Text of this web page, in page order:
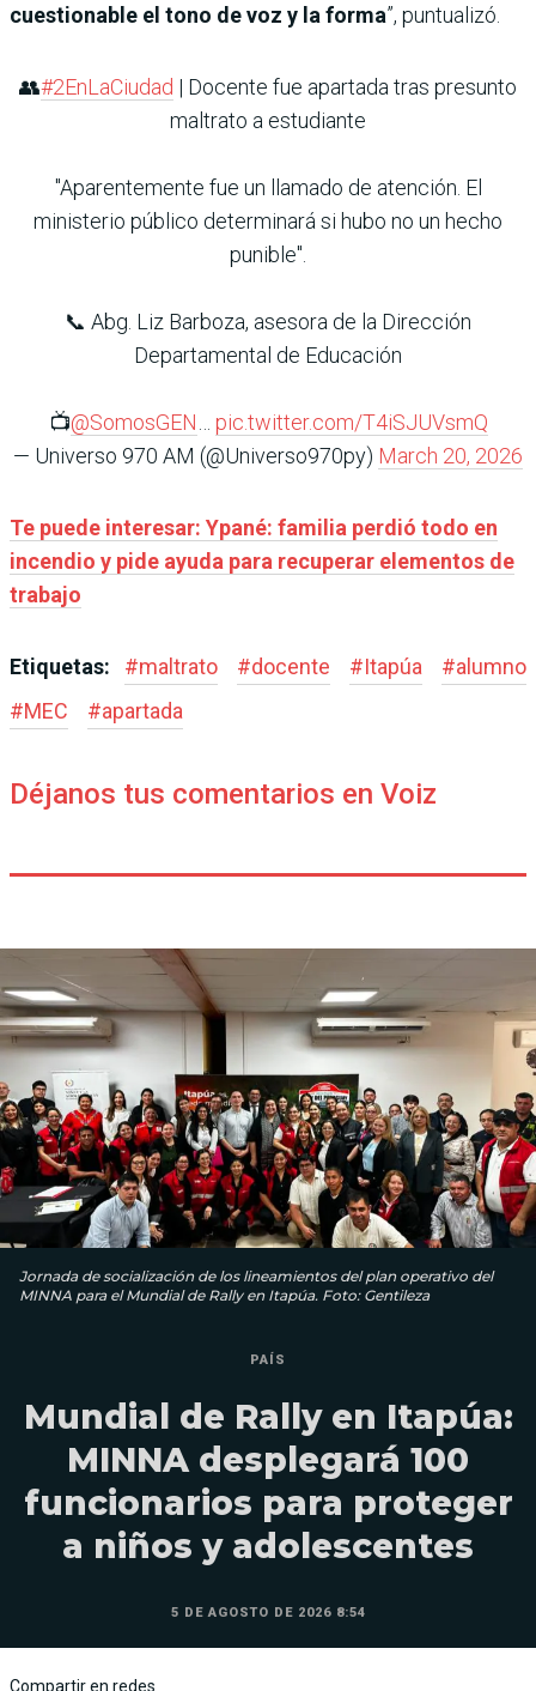
cuestionable el tono de voz y la forma”, puntualizó.
👥#2EnLaCiudad | Docente fue apartada tras presunto
maltrato a estudiante
"Aparentemente fue un llamado de atención. El
ministerio público determinará si hubo no un hecho
punible".
📞 Abg. Liz Barboza, asesora de la Dirección
Departamental de Educación
📺@SomosGEN
pic.twitter.com/T4iSJUVsmQ
— Universo 970 AM (@Universo970py) March 20, 2026
Te puede interesar: Ypané: familia perdió todo en
incendio y pide ayuda para recuperar elementos de
trabajo
Etiquetas: #maltrato #docente #Itapúa #alumno
#MEC #apartada
Déjanos tus comentarios en Voiz
Jornada de socialización de los lineamientos del plan operativo del
MINNA para el Mundial de Rally en Itapúa. Foto: Gentileza
PAÍS
Mundial de Rally en Itapúa:
MINNA desplegará 100
funcionarios para proteger
a niños y adolescentes
5 DE AGOSTO DE 2026 8:54
Compartir en redes